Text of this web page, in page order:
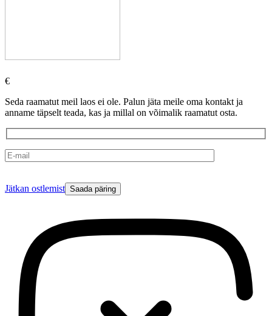
€
Seda raamatut meil laos ei ole. Palun jäta meile oma kontakt ja
anname täpselt teada, kas ja millal on võimalik raamatut osta.
leave
Jätkan ostlemist